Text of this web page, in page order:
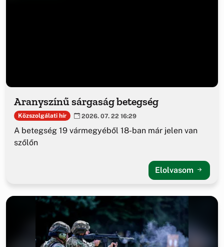
Aranyszínű sárgaság betegség
Közszolgálati hír 2026. 07. 22 16:29
A betegség 19 vármegyéből 18-ban már jelen van
szőlőn
Elolvasom